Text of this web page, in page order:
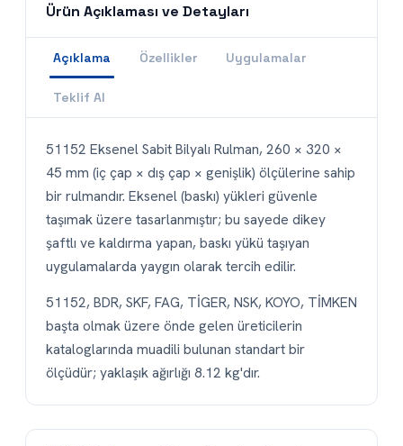
Ürün Açıklaması ve Detayları
Açıklama Özellikler Uygulamalar
Teklif Al
51152 Eksenel Sabit Bilyalı Rulman, 260 × 320 ×
45 mm (iç çap × dış çap × genişlik) ölçülerine sahip
bir rulmandır. Eksenel (baskı) yükleri güvenle
taşımak üzere tasarlanmıştır; bu sayede dikey
şaftlı ve kaldırma yapan, baskı yükü taşıyan
uygulamalarda yaygın olarak tercih edilir.
51152, BDR, SKF, FAG, TİGER, NSK, KOYO, TİMKEN
başta olmak üzere önde gelen üreticilerin
kataloglarında muadili bulunan standart bir
ölçüdür; yaklaşık ağırlığı 8.12 kg'dır.